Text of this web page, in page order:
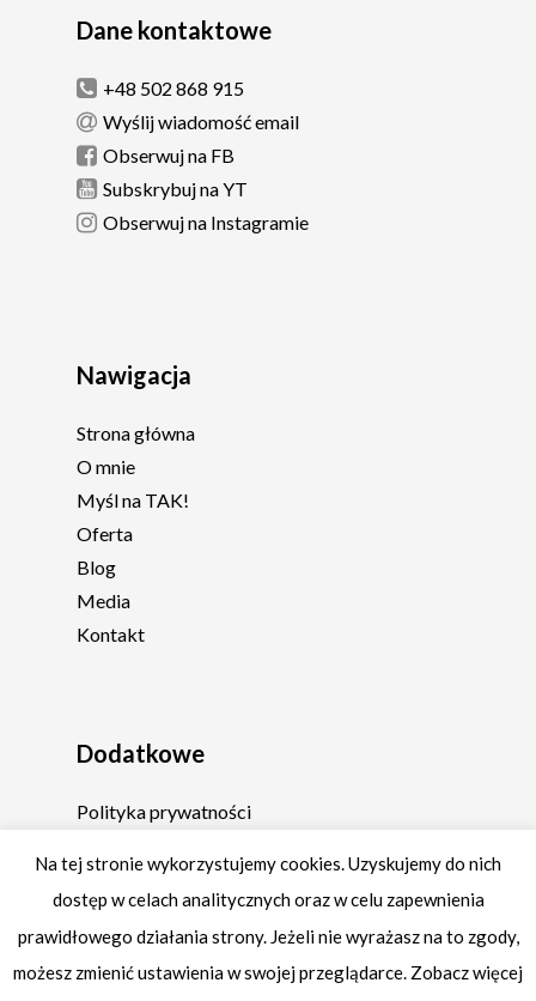
Dane kontaktowe
+48 502 868 915
Wyślij wiadomość email
Obserwuj na FB
Subskrybuj na YT
Obserwuj na Instagramie
Nawigacja
Strona główna
O mnie
Myśl na TAK!
Oferta
Blog
Media
Kontakt
Dodatkowe
Polityka prywatności
Na tej stronie wykorzystujemy cookies. Uzyskujemy do nich
dostęp w celach analitycznych oraz w celu zapewnienia
prawidłowego działania strony. Jeżeli nie wyrażasz na to zgody,
możesz zmienić ustawienia w swojej przeglądarce. Zobacz więcej